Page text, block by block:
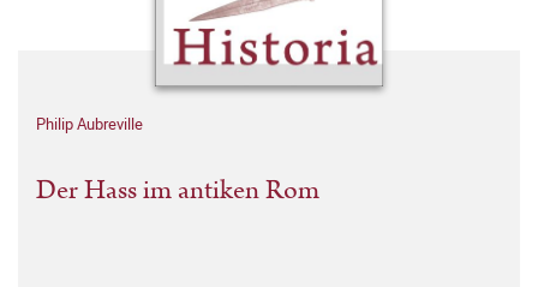
Philip Aubreville
Der Hass im antiken Rom